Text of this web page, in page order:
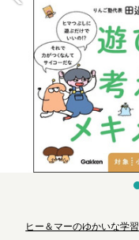
ヒー＆マーのゆかいな学習